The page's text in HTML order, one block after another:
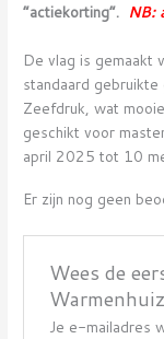
“actiekorting”. NB:
De vlag is gemaakt
standaard
Zeefdruk, wat
geschikt voor
april 2025 tot 10
Er zijn nog geen
Wees de
Je e-mailadres